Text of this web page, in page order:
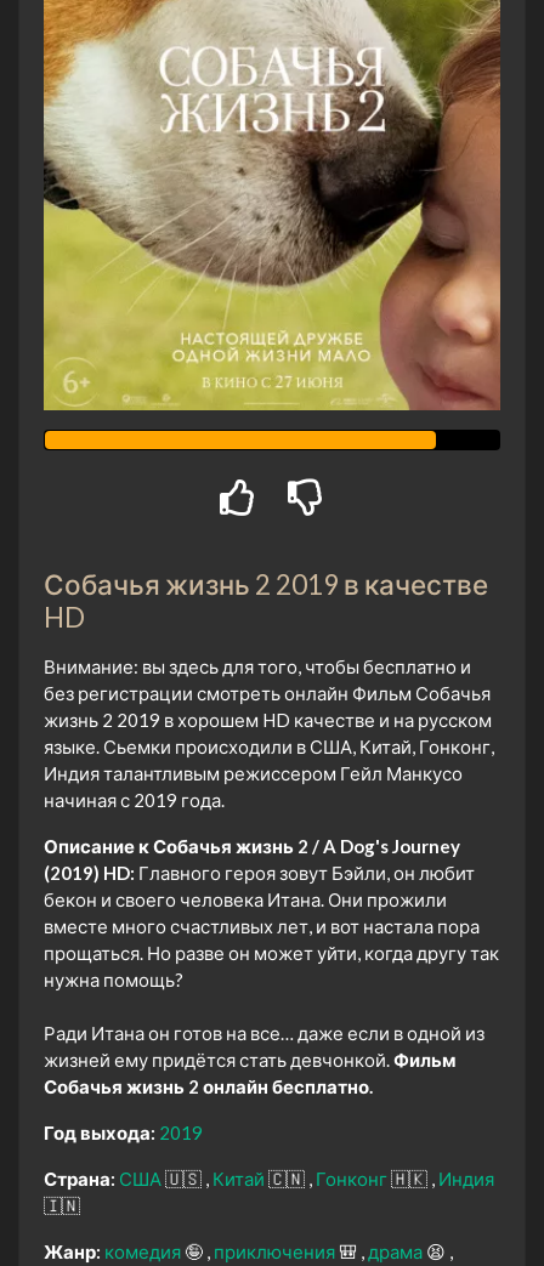
Собачья жизнь 2 2019 в качестве
HD
Внимание: вы здесь для того, чтобы бесплатно и
без регистрации смотреть онлайн Фильм Собачья
жизнь 2 2019 в хорошем HD качестве и на русском
языке. Сьемки происходили в США, Китай, Гонконг,
Индия талантливым режиссером Гейл Манкусо
начиная с 2019 года.
Описание к Собачья жизнь 2 / A Dog's Journey
(2019) HD: Главного героя зовут Бэйли, он любит
бекон и своего человека Итана. Они прожили
вместе много счастливых лет, и вот настала пора
прощаться. Но разве он может уйти, когда другу так
нужна помощь?
Ради Итана он готов на все… даже если в одной из
жизней ему придётся стать девчонкой.Фильм
Собачья жизнь 2 онлайн бесплатно.
Год выхода: 2019
Страна: США🇺🇸 Китай 🇨🇳 Гонконг🇭🇰 Индия
🇮🇳
Жанр: комедия 🤪 приключения 🎒 драма 😫